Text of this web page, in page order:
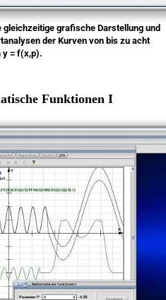
grafische Darstellung und
der Kurven von bis zu acht
y = f(x,p).
Funktionen I